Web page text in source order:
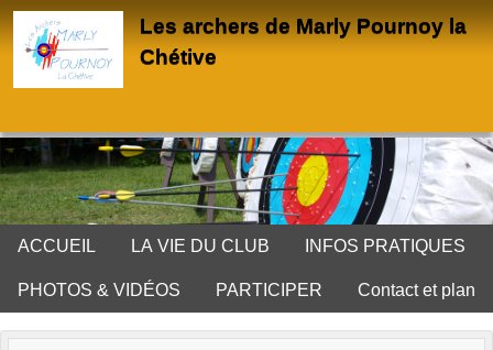
Les archers de Marly Pournoy la
Chétive
ACCUEIL LA VIE DU CLUB INFOS PRATIQUES
PHOTOS & VIDÉOS PARTICIPER Contact et plan
Panneau de gestion des cookies